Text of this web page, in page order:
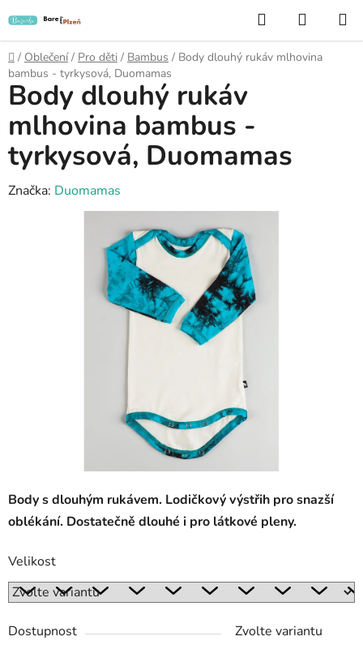
na
obsah
Hledat
KOŠÍK
Domů
/ Oblečení / Pro děti / Bambus / Body dlouhý rukáv mlhovina
bambus - tyrkysová, Duomamas
Body s dlouhým rukávem. Lodičkový výstřih pro snazší
oblékání. Dostatečně dlouhé i pro látkové pleny.
Velikost
Dostupnost
Zvolte variantu
Body dlouhý rukáv
mlhovina bambus -
tyrkysová, Duomamas
Značka: Duomamas